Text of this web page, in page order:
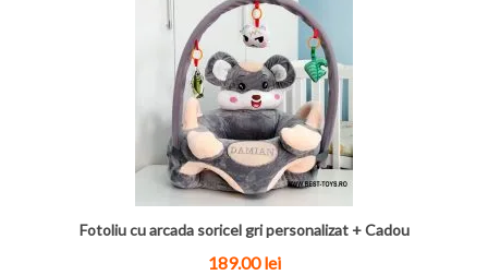
Fotoliu cu arcada soricel gri personalizat + Cadou
189.00lei